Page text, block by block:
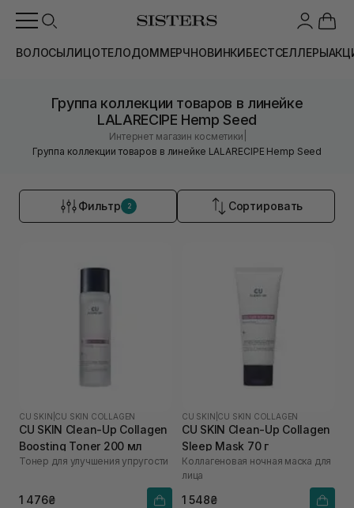
ВОЛОСЫЛИЦОТЕЛОДОММЕРЧНОВИНКИБЕСТСЕЛЛЕРЫ
Группа коллекции товаров в линейке
LALARECIPE Hemp Seed
Интернет магазин косметики
Группа коллекции товаров в линейке LALARECIPE Hemp Seed
Фильтр 2 Сортировать
CU SKIN CU SKIN COLLAGEN
CU SKIN Clean-Up Collagen
Boosting Toner 200 мл
Тонер для улучшения упругости
1 476₴
CU SKIN CU SKIN COLLAGEN
CU SKIN Сlean-Up Collagen
Sleep Mask 70 г
Коллагеновая ночная маска для
лица
1 548₴